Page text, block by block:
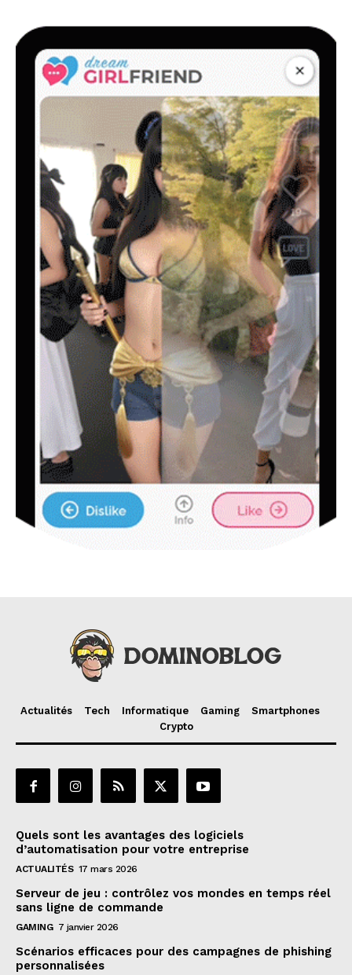
Actualités Tech Informatique Gaming
Smartphones
Crypto
Quels sont les avantages des logiciels
d’automatisation pour votre entreprise
ACTUALITÉS 17 mars 2026
Serveur de jeu : contrôlez vos mondes en temps réel
sans ligne de commande
GAMING 7 janvier 2026
Scénarios efficaces pour des campagnes de phishing
personnalisées